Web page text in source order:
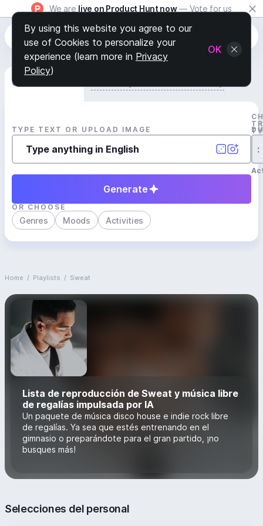
We are live on Product Hunt now — Vote for us
Generate Track
TYPE TEXT OR UPLOAD IMAGE
:
Generate
OR CHOOSE
Genres Moods Activities
Home / Playlists / Sweat
Lista de reproducción de Sweat y música libre
de regalías impulsada por IA
Un paquete de música disco house e indie rock libre
de regalías. Ya sea que estés entrenando en el
gimnasio o preparándote para el gran partido, ¡no
busques más!
Selecciones del personal
By using this website you agree to our
use of Cookies to personalize your
experience (learn more in Privacy
Policy)
OK